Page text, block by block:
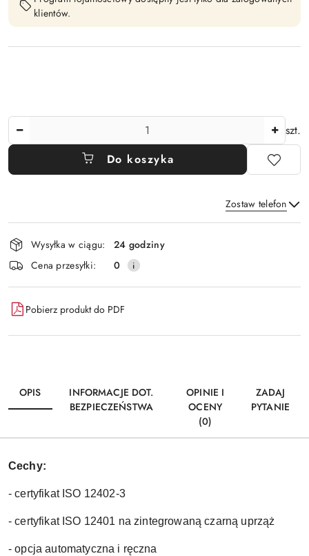
klientów.
szt.
Do koszyka
Zostaw telefon
Wyślij
Dostępność
i
dostawa
Wysyłka w ciągu:
24 godziny
Cena przesyłki:
0
Pobierz produkt do PDF
OPIS
INFORMACJE DOT.
BEZPIECZEŃSTWA
OPINIE I
OCENY
(0)
ZADAJ
PYTANIE
Cechy:
- certyfikat ISO 12402-3
- certyfikat ISO 12401 na zintegrowaną czarną uprząż
- opcja automatyczna i ręczna